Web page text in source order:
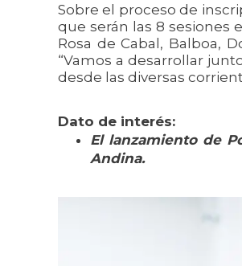
Sobre el proceso de
que serán las 8 sesiones
Rosa de Cabal, Balboa,
“Vamos a desarrollar
desde las diversas
Dato de interés:
El lanzamiento de
Andina.